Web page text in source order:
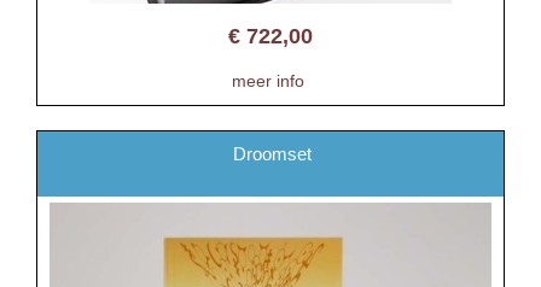
€ 722,00
meer info
Droomset